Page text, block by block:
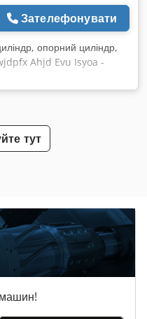
Зателефонувати
опорний циліндр,
Ahjd Evu Isyoa -
штанга: Ø 30 мм
- Ціна: за штуку -
тут